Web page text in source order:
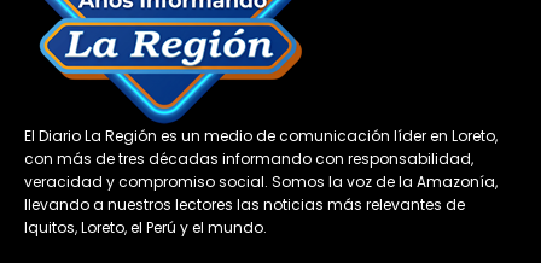
El Diario La Región es un medio de comunicación líder en Loreto,
con más de tres décadas informando con responsabilidad,
veracidad y compromiso social. Somos la voz de la Amazonía,
llevando a nuestros lectores las noticias más relevantes de
Iquitos, Loreto, el Perú y el mundo.